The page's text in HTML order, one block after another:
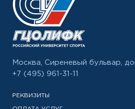
Москва, Сиреневый бульвар,
+7 (495) 961-31-11
РЕКВИЗИТЫ